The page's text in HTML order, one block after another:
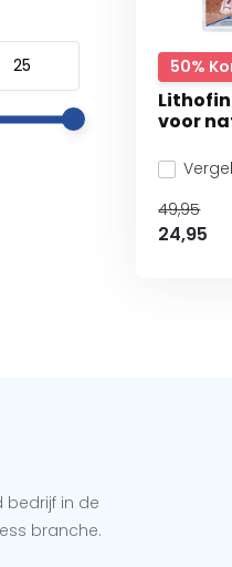
50%
voor
49,95
24,95
bedrijf in de
branche.